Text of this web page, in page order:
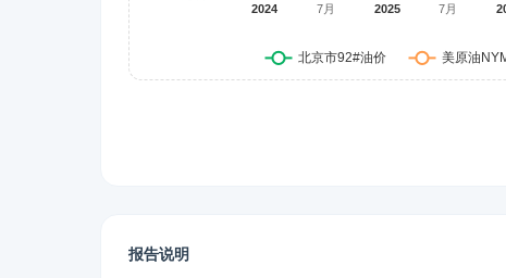
报告说明